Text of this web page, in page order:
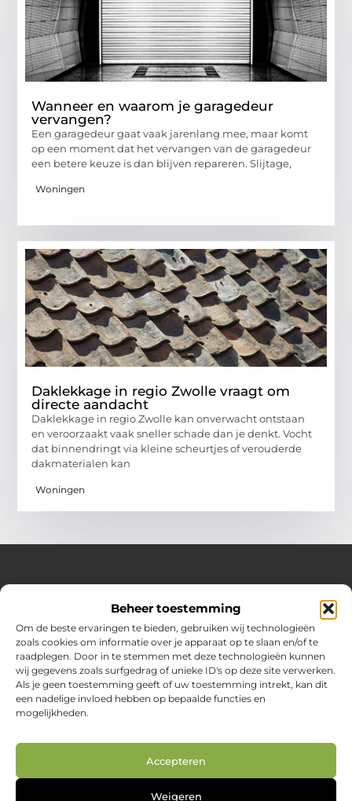
Beheer toestemming
Om de beste ervaringen te bieden, gebruiken wij technologieën
zoals cookies om informatie over je apparaat op te slaan en/of te
raadplegen. Door in te stemmen met deze technologieën kunnen
wij gegevens zoals surfgedrag of unieke ID's op deze site verwerken.
Als je geen toestemming geeft of uw toestemming intrekt, kan dit
een nadelige invloed hebben op bepaalde functies en
mogelijkheden.
Accepteren
Weigeren
Wanneer en waarom je garagedeur
vervangen?
Een garagedeur gaat vaak jarenlang mee, maar komt
op een moment dat het vervangen van de garagedeur
een betere keuze is dan blijven repareren. Slijtage,
Woningen
Daklekkage in regio Zwolle vraagt om
directe aandacht
Daklekkage in regio Zwolle kan onverwacht ontstaan
en veroorzaakt vaak sneller schade dan je denkt. Vocht
dat binnendringt via kleine scheurtjes of verouderde
dakmaterialen kan
Woningen
Over Huizenplan
Jouw gids voor wooninspiratie en praktische tips
Ontdek een uitgebreide verzameling blogs en artikelen
boordevol handige adviezen en verrassende inzichten om
jouw woondromen te realiseren. Van interieurideeën tot
slimme bespaartips – haal het beste uit jouw huis en
leefomgeving!